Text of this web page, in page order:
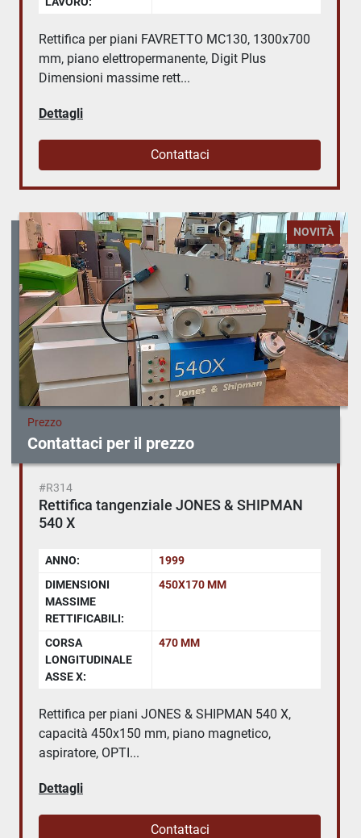
Rettifica per piani FAVRETTO MC130, 1300x700
mm, piano elettropermanente, Digit Plus
Dimensioni massime rett...
Dettagli
Contattaci
NOVITÀ
Prezzo
Contattaci per il prezzo
#R314
Rettifica tangenziale JONES & SHIPMAN
540 X
ANNO:
1999
DIMENSIONI
MASSIME
RETTIFICABILI:
450X170 MM
CORSA
LONGITUDINALE
ASSE X:
470 MM
Rettifica per piani JONES & SHIPMAN 540 X,
capacità 450x150 mm, piano magnetico,
aspiratore, OPTI...
Dettagli
Contattaci